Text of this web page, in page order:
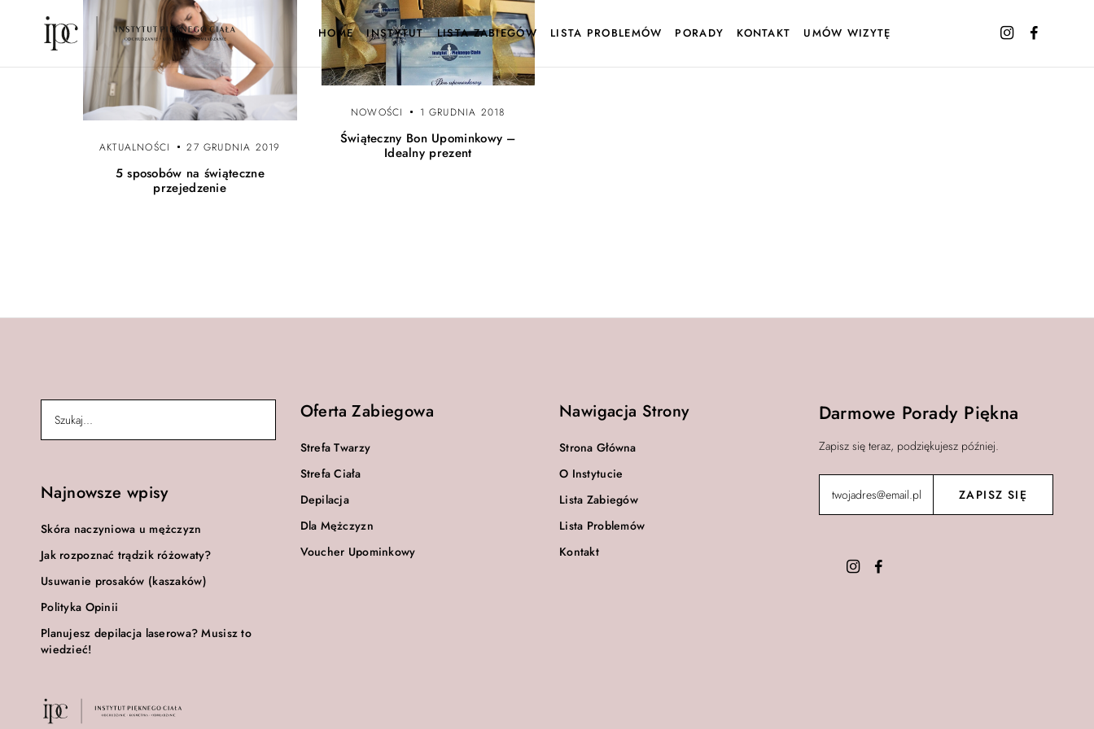
HOME INSTYTUT LISTA ZABIEGÓW LISTA PROBLEMÓW PORADY KONTAKT UMÓW WIZYTĘ
AKTUALNOŚCI 27 GRUDNIA 2019
5 sposobów na świąteczne
przejedzenie
NOWOŚCI 1 GRUDNIA 2018
Świąteczny Bon Upominkowy –
Idealny prezent
Najnowsze wpisy
Skóra naczyniowa u mężczyzn
Jak rozpoznać trądzik różowaty?
Usuwanie prosaków (kaszaków)
Polityka Opinii
Planujesz depilacja laserowa? Musisz to
wiedzieć!
Oferta Zabiegowa
Strefa Twarzy
Strefa Ciała
Depilacja
Dla Mężczyzn
Voucher Upominkowy
Nawigacja Strony
Strona Główna
O Instytucie
Lista Zabiegów
Lista Problemów
Kontakt
Darmowe Porady Piękna
Zapisz się teraz, podziękujesz później.